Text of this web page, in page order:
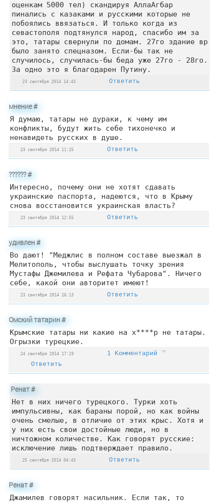
оценкам 5000 тел) скандируя АллаАгбар
пинались с казаками и русскими которые не
побоялись ввязаться. И только когда из
севастополя подтянулся народ, спасибо им за
это, татары свернули по домам. 27го здание вр
было занято спецназом. Если-бы так не
случилось, случилась-бы беда уже 27го - 28го.
За одно это я благодарен Путину.
23 сентября 2014 14:43 Ответить
мнение#
Я думаю, татары не дураки, к чему им
конфликты, будут жить себе тихонечко и
ненавидеть русских в душе.
23 сентября 2014 11:25 Ответить
??????#
Интересно, почему они не хотят сдавать
украинские паспорта, надеются, что в Крыму
снова восстановится украинская власть?
23 сентября 2014 12:55 Ответить
удивлен#
Во дают! "Меджлис в полном составе выезжал в
Мелитополь, чтобы выслушать точку зрения
Мустафы Джемилева и Рефата Чубарова". Ничего
себе, какой они авторитет имеют!
23 сентября 2014 16:13 Ответить
Омский татарин#
Крымские татары ни какие на х****р не татары.
Огрызки турецкие.
24 сентября 2014 17:19
1 Комментарий
Ответить
Ренат#
Нет в них ничего турецкого. Турки хоть
импульсивны, как бараны порой, но как войны
очень смелые, в отличие от этих крыс. Хотя и
у них есть свои достойные люди, но в
ничтожном количестве. Как говорят русские:
исключение лишь подтверждает правило.
25 сентября 2014 04:43 Ответить
Ренат#
Джамилев говорят насильник. Если так, то